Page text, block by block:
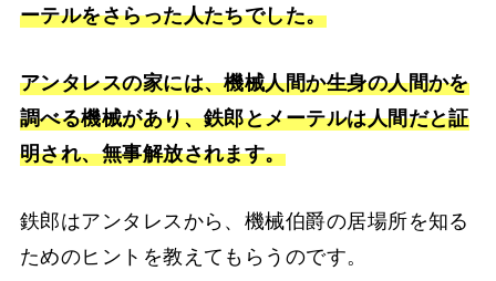
ーテルをさらった人たちでした。
アンタレスの家には、機械人間か生身の人間かを
調べる機械があり、鉄郎とメーテルは人間だと証
明され、無事解放されます。
鉄郎はアンタレスから、機械伯爵の居場所を知る
ためのヒントを教えてもらうのです。